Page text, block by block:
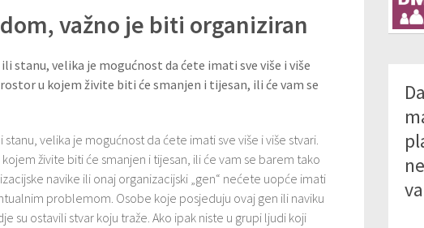
važno je biti organiziran
stanu, velika je mogućnost da ćete imati sve više i više
u kojem živite biti će smanjen i tijesan, ili će vam se
stanu, velika je mogućnost da ćete imati sve više i više stvari.
živite biti će smanjen i tijesan, ili će vam se barem tako
navike ili onaj organizacijski „gen“ nećete uopće imati
problemom. Osobe koje posjeduju ovaj gen ili naviku
su ostavili stvar koju traže. Ako ipak niste u grupi ljudi koji